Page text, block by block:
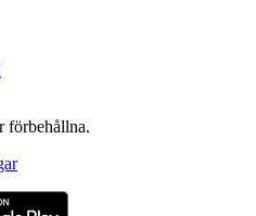
förbehållna.